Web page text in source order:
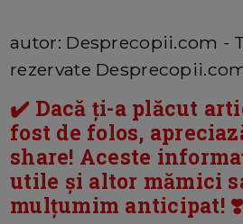
autor: Desprecopii.com -
rezervate
✔️ Dacă ți-a plăcut
fost de folos,
share! Aceste
utile și altor mămici
mulțumim anticipat! ❣️